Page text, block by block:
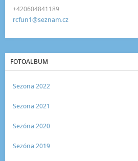
+420604841189
rcfun1@seznam.cz
FOTOALBUM
Sezona 2022
Sezona 2021
Sezóna 2020
Sezóna 2019